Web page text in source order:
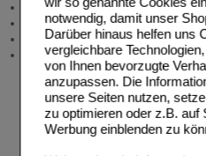
notwendig, damit unser
Darüber hinaus helfen uns
vergleichbare
von Ihnen bevorzugte
anzupassen. Die
unsere Seiten nutzen,
zu optimieren oder z.B. auf
Werbung einblenden zu
Angebote & Downloads
Newsletter
Neukundenprämie
Stellenangebote